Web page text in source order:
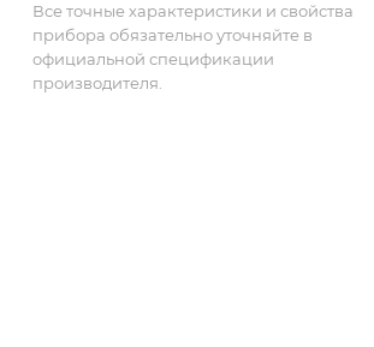
Все точные характеристики и свойства
прибора обязательно уточняйте в
официальной спецификации
производителя.